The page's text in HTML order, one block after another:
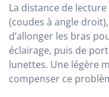
La distance de
(coudes à angle
d’allonger les bras
éclairage, puis de
lunettes. Une légère
compenser ce